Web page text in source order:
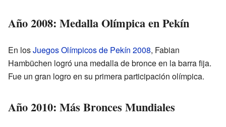
Año 2008: Medalla Olímpica en Pekín
En losJuegos Olímpicos de Pekín 2008, Fabian
Hambüchen logró una medalla de bronce en la barra fija.
Fue un gran logro en su primera participación olímpica.
Año 2010: Más Bronces Mundiales